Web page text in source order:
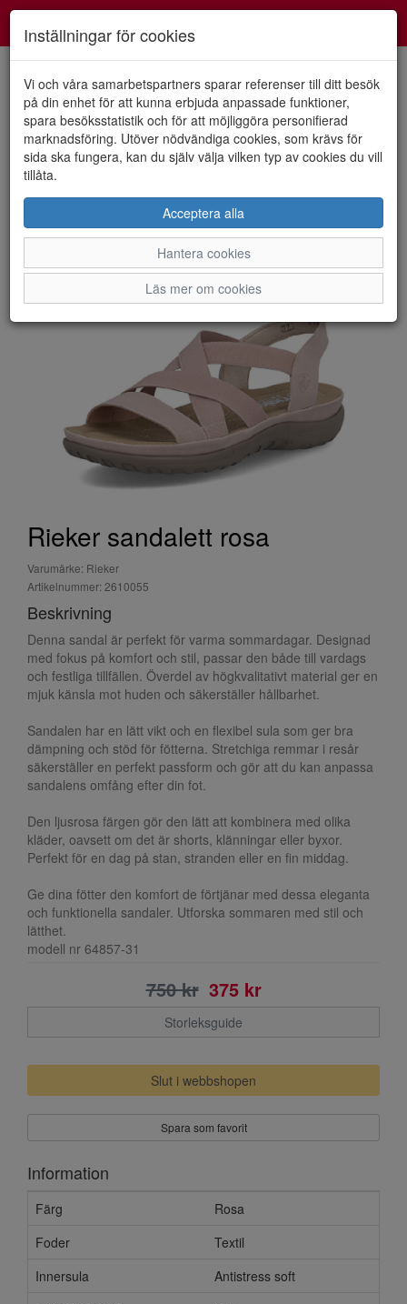
HEM RIEKER
Rieker sandalett rosa
Varumärke: Rieker
Artikelnummer: 2610055
Beskrivning
Denna sandal är perfekt för varma sommardagar. Designad
med fokus på komfort och stil, passar den både till vardags
och festliga tillfällen. Överdel av högkvalitativt material ger en
mjuk känsla mot huden och säkerställer hållbarhet.
Sandalen har en lätt vikt och en flexibel sula som ger bra
dämpning och stöd för fötterna. Stretchiga remmar i resår
säkerställer en perfekt passform och gör att du kan anpassa
sandalens omfång efter din fot.
Den ljusrosa färgen gör den lätt att kombinera med olika
kläder, oavsett om det är shorts, klänningar eller byxor.
Perfekt för en dag på stan, stranden eller en fin middag.
Ge dina fötter den komfort de förtjänar med dessa eleganta
och funktionella sandaler. Utforska sommaren med stil och
lätthet.
modell nr 64857-31
750 kr 375 kr
Storleksguide
Slut i webbshopen
Spara som favorit
Information
Färg
Rosa
Foder
Textil
Innersula
Antistress soft
Inställningar för cookies
Vi och våra samarbetspartners sparar referenser till ditt besök
på din enhet för att kunna erbjuda anpassade funktioner,
spara besöksstatistik och för att möjliggöra personifierad
marknadsföring. Utöver nödvändiga cookies, som krävs för
sida ska fungera, kan du själv välja vilken typ av cookies du vill
tillåta.
Acceptera alla
Hantera cookies
Läs mer om cookies